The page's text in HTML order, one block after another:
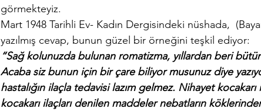
görmekteyiz.
Mart 1948 Tarihli Ev- Kadın Dergisindeki nüshada,
yazılmış cevap, bunun güzel bir örneğini teşkil ediyor:
“Sağ kolunuzda bulunan romatizma, yıllardan beri
Acaba siz bunun için bir çare biliyor musunuz diye
hastalığın ilaçla tedavisi lazım gelmez. Nihayet
kocakarı ilaçları denilen maddeler nebatların